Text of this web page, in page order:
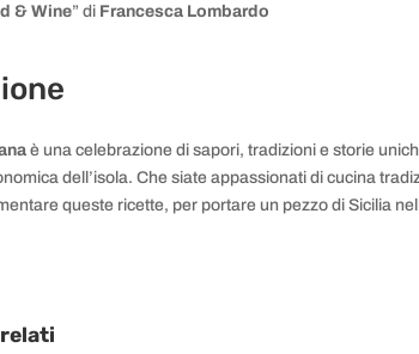
& Wine” di Francesca Lombardo
è una celebrazione di sapori, tradizioni e storie
dell’isola. Che siate appassionati di cucina
queste ricette, per portare un pezzo di Sicilia